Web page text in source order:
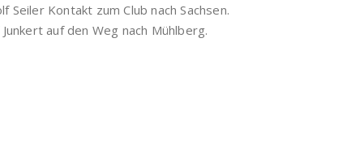
Kontakt zum Club nach Sachsen.
auf den Weg nach Mühlberg.